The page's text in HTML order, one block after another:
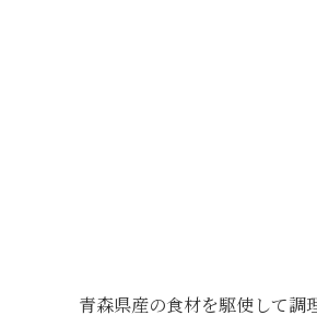
青森県産の食材を駆使して調